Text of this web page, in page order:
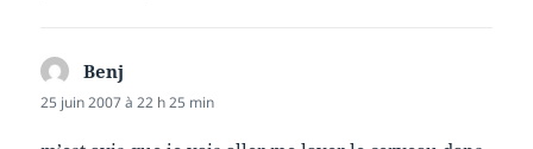
Benj
25 juin 2007 à 22 h 25 min